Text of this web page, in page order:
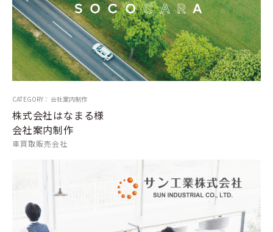
CATEGORY： 会社案内制作
株式会社はなまる様
会社案内制作
車買取販売会社